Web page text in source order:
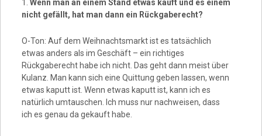
1. Wenn man an einem Stand etwas kauft und es einem
nicht gefällt, hat man dann ein Rückgaberecht?
O-Ton: Auf dem Weihnachtsmarkt ist es tatsächlich
etwas anders als im Geschäft – ein richtiges
Rückgaberecht habe ich nicht. Das geht dann meist über
Kulanz. Man kann sich eine Quittung geben lassen, wenn
etwas kaputt ist. Wenn etwas kaputt ist, kann ich es
natürlich umtauschen. Ich muss nur nachweisen, dass
ich es genau da gekauft habe.